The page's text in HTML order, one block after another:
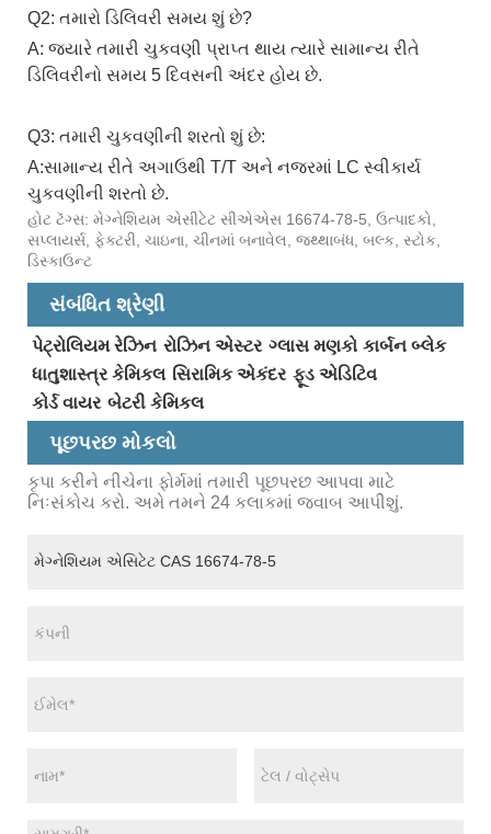
Q2: તમારો ડિલિવરી સમય શું છે?
A: જ્યારે તમારી ચુકવણી પ્રાપ્ત થાય ત્યારે સામાન્ય રીતે
ડિલિવરીનો સમય 5 દિવસની અંદર હોય છે.
Q3: તમારી ચુકવણીની શરતો શું છે:
A:સામાન્ય રીતે અગાઉથી T/T અને નજરમાં LC સ્વીકાર્ય
ચુકવણીની શરતો છે.
હોટ ટૅગ્સ: મેગ્નેશિયમ એસીટેટ સીએએસ 16674-78-5, ઉત્પાદકો,
સપ્લાયર્સ, ફેક્ટરી, ચાઇના, ચીનમાં બનાવેલ, જથ્થાબંધ, બલ્ક, સ્ટોક,
ડિસ્કાઉન્ટ
સંબંધિત શ્રેણી
પેટ્રોલિયમ રેઝિન રોઝિન એસ્ટર ગ્લાસ મણકો કાર્બન બ્લેક
ધાતુશાસ્ત્ર કેમિકલ સિરામિક એકંદર ફૂડ એડિટિવ
કોર્ડ વાયર બેટરી કેમિકલ
પૂછપરછ મોકલો
કૃપા કરીને નીચેના ફોર્મમાં તમારી પૂછપરછ આપવા માટે
નિઃસંકોચ કરો. અમે તમને 24 કલાકમાં જવાબ આપીશું.